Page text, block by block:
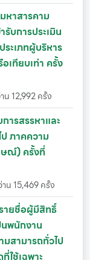
หาสารคาม
บการประเมิน
ะเภทผู้บริหาร
เทียบเท่า ครั้ง
น 12,992 ครั้ง
ารสรรหาและ
ภาคความ
ษณ์) ครั้งที่
าน 15,469 ครั้ง
ายชื่อผู้มีสิทธิ์
นพนักงาน
มสามารถทั่วไป
ใช้เฉพาะ